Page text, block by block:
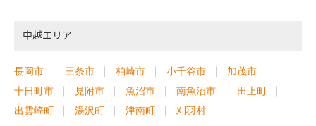
中越エリア
長岡市 三条市 柏崎市 小千谷市
加茂市
十日町市
見附市 魚沼市 南魚沼市
田上町
出雲崎町
湯沢町 津南町 刈羽村